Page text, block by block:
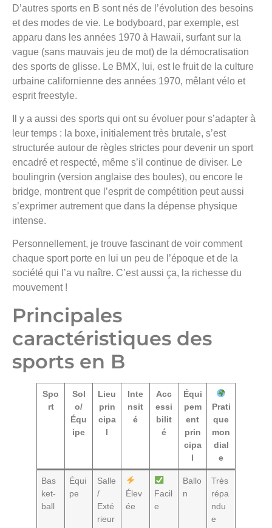
D’autres sports en B sont nés de l’évolution des besoins
et des modes de vie. Le bodyboard, par exemple, est
apparu dans les années 1970 à Hawaii, surfant sur la
vague (sans mauvais jeu de mot) de la démocratisation
des sports de glisse. Le BMX, lui, est le fruit de la culture
urbaine californienne des années 1970, mêlant vélo et
esprit freestyle.
Il y a aussi des sports qui ont su évoluer pour s’adapter à
leur temps : la boxe, initialement très brutale, s’est
structurée autour de règles strictes pour devenir un sport
encadré et respecté, même s’il continue de diviser. Le
boulingrin (version anglaise des boules), ou encore le
bridge, montrent que l’esprit de compétition peut aussi
s’exprimer autrement que dans la dépense physique
intense.
Personnellement, je trouve fascinant de voir comment
chaque sport porte en lui un peu de l’époque et de la
société qui l’a vu naître. C’est aussi ça, la richesse du
mouvement !
Principales
caractéristiques des
sports en B
Spo
rt
Sol
o/
Équ
ipe
Lieu
prin
cipa
l
Inte
nsit
é
Acc
essi
bilit
é
Équi
pem
ent
prin
cipa
l
Prati
que
mon
dial
e
Bas
ket-
ball
Équi
pe
Salle
/
Exté
rieur
Élev
ée
Facil
e
Ballo
n
Très
répa
ndu
e